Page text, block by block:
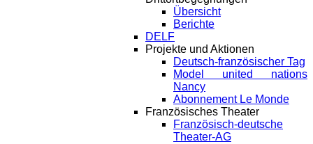
Übersicht
Berichte
DELF
Projekte und Aktionen
Deutsch-französischer Tag
Model united nations
Nancy
Abonnement Le Monde
Französisches Theater
Französisch-deutsche
Theater-AG